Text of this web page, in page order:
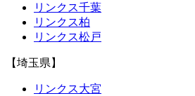
リンクス千葉
リンクス柏
リンクス松戸
【埼玉県】
リンクス大宮